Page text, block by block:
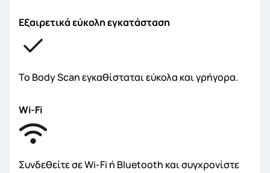
Εξαιρετικά εύκολη εγκατάσταση
Το Body Scan εγκαθίσταται εύκολα και γρήγορα.
Wi-Fi
Συνδεθείτε σε Wi-Fi ή Bluetooth και συγχρονίστε